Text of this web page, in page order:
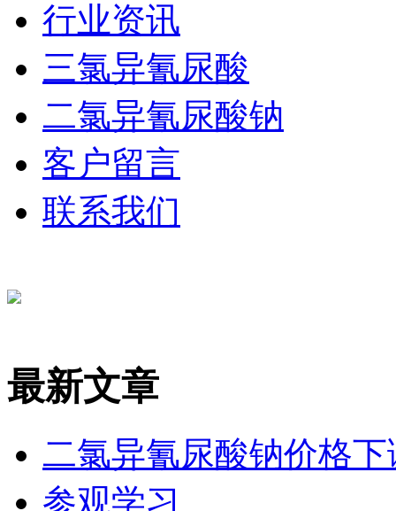
行业资讯
三氯异氰尿酸
二氯异氰尿酸钠
客户留言
联系我们
最新文章
二氯异氰尿酸钠价格下
参观学习